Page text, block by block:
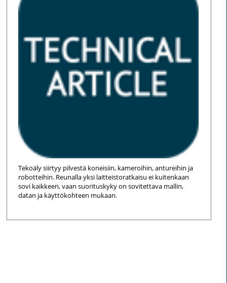
Tekoäly siirtyy pilvestä koneisiin, kameroihin, antureihin ja
robotteihin. Reunalla yksi laitteistoratkaisu ei kuitenkaan
sovi kaikkeen, vaan suorituskyky on sovitettava mallin,
datan ja käyttökohteen mukaan.